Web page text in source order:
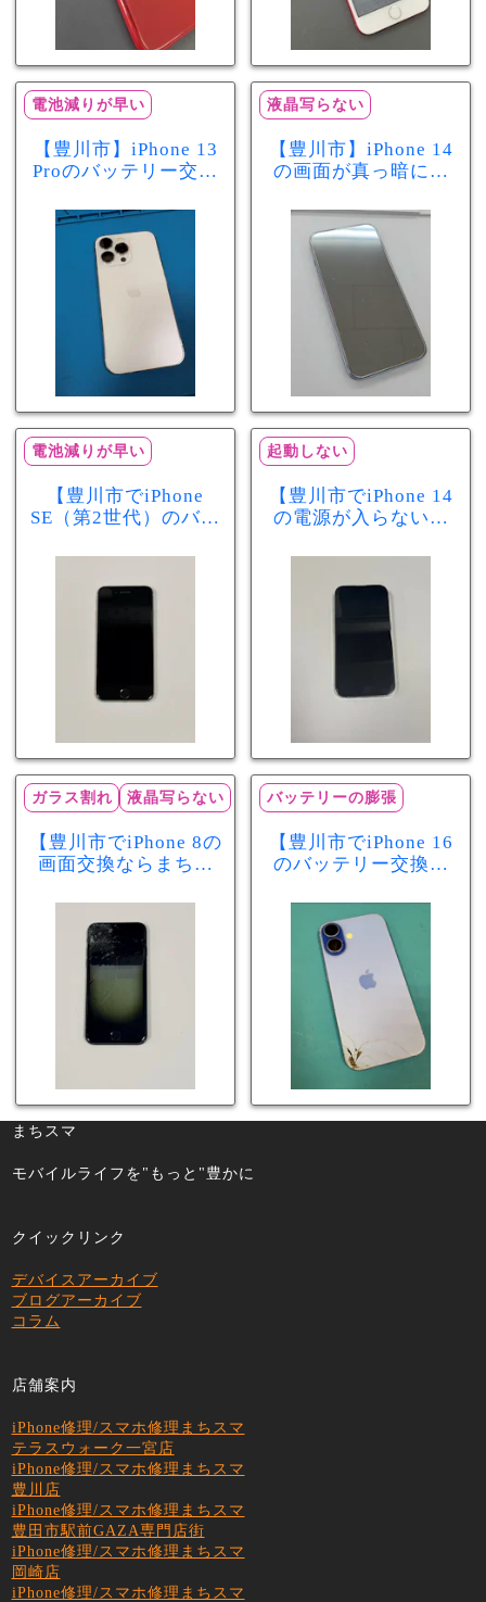
電池減りが早い
【豊川市】iPhone 13
Proのバッテリー交換
が早い症状も当日90
分で改善
液晶写らない
【豊川市】iPhone 14
の画面が真っ暗に…
修理！データそのま
まで復旧しました
電池減りが早い
【豊川市でiPhone
SE（第2世代）のバッ
スマ豊川店】電池の
減りが早い症状も当
起動しない
【豊川市でiPhone 14
の電源が入らない修
店】バッテリー交換
で復旧するケースも
あります！
ガラス割れ 液晶写らない
【豊川市でiPhone 8の
画面交換ならまちス
れ・液晶不良も当日
60分で修理可能！
バッテリーの膨張
【豊川市でiPhone 16
のバッテリー交換な
少し膨張したバッテ
リーも当日90分で安
心修理！
まちスマ
モバイルライフを"もっと"豊かに
クイックリンク
デバイスアーカイブ
ブログアーカイブ
コラム
店舗案内
iPhone修理/スマホ修理まちスマ
テラスウォーク一宮店
iPhone修理/スマホ修理まちスマ
豊川店
iPhone修理/スマホ修理まちスマ
豊田市駅前GAZA専門店街
iPhone修理/スマホ修理まちスマ
岡崎店
iPhone修理/スマホ修理まちスマ